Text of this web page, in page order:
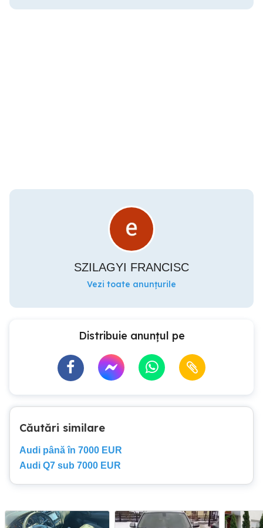
SZILAGYI FRANCISC
Vezi toate anunțurile
Distribuie anunțul pe
Căutări similare
Audi până în 7000 EUR
Audi Q7 sub 7000 EUR